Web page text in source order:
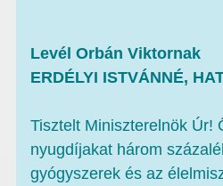
Levél Orbán Viktornak
ERDÉLYI ISTVÁNNÉ,
Tisztelt Miniszterelnök Úr!
nyugdíjakat három
gyógyszerek és az